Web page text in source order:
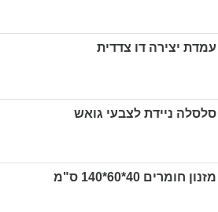
עמדת יצירה דו צדדית
סלסלה ניידת לצבעי גואש
מזנון חומרים 40*60*140 ס"מ